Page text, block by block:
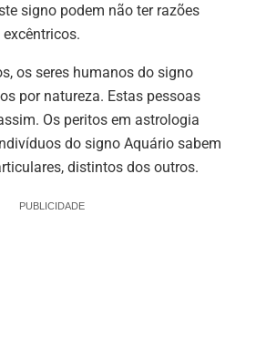
signo podem não ter razões
os seres humanos do signo
por natureza. Estas pessoas
Os peritos em astrologia
do signo Aquário sabem
distintos dos outros.
PUBLICIDADE